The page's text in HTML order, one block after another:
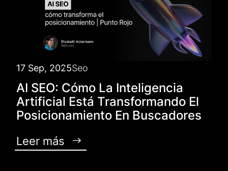
17 Sep, 2025Seo
AI SEO: Cómo La Inteligencia
Artificial Está Transformando El
Posicionamiento En Buscadores
Leer más